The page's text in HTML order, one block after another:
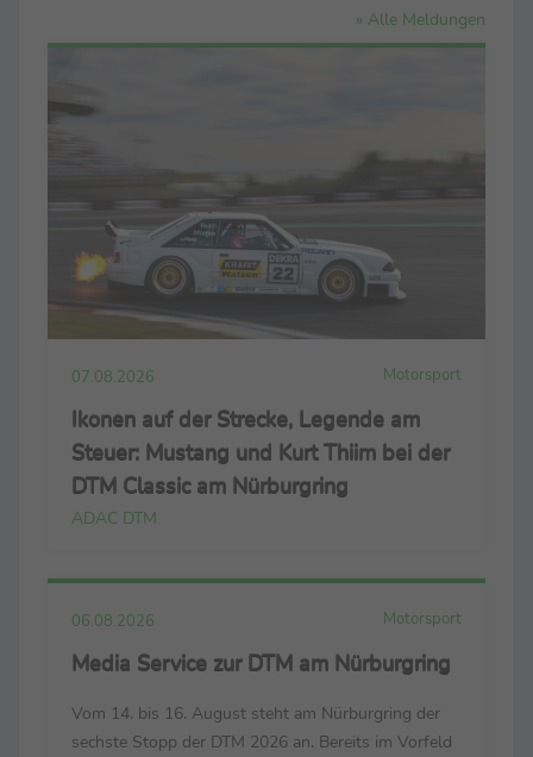
» Alle Meldungen
07.08.2026 Motorsport
Ikonen auf der Strecke, Legende am
Steuer: Mustang und Kurt Thiim bei der
DTM Classic am Nürburgring
ADAC DTM
06.08.2026 Motorsport
Media Service zur DTM am Nürburgring
Vom 14. bis 16. August steht am Nürburgring der
sechste Stopp der DTM 2026 an. Bereits im Vorfeld